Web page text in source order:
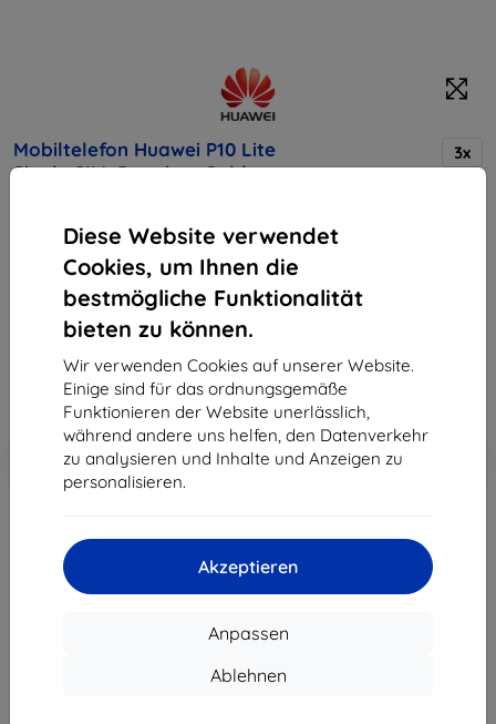
Diese Website verwendet
Cookies, um Ihnen die
bestmögliche Funktionalität
bieten zu können.
Wir verwenden Cookies auf unserer Website.
Einige sind für das ordnungsgemäße
Funktionieren der Website unerlässlich,
während andere uns helfen, den Datenverkehr
zu analysieren und Inhalte und Anzeigen zu
personalisieren.
Akzeptieren
Anpassen
Ablehnen
Mobiltelefon Huawei P10 Lite
Single SIM, Premium Gold
3x
Kaufen Sie dieses Gerät und erhalten Sie
Rabatt
auf sämtliches Zubehör dafür!
Endpreis
198,81 €
-10%
Rabatt mit Gutschein
EXTRA10
In den
Warenkorb
ausverkauft
ausverkauft